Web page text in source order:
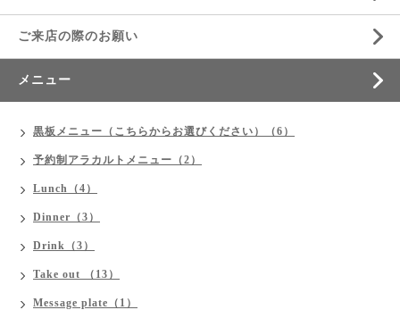
ご来店の際のお願い
メニュー
黒板メニュー（こちらからお選びください）（6）
予約制アラカルトメニュー（2）
Lunch（4）
Dinner（3）
Drink（3）
Take out （13）
Message plate（1）